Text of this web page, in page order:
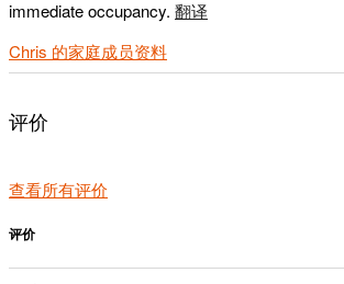
immediate occupancy. 翻译
Chris 的家庭成员资料
评价
查看所有评价
评价